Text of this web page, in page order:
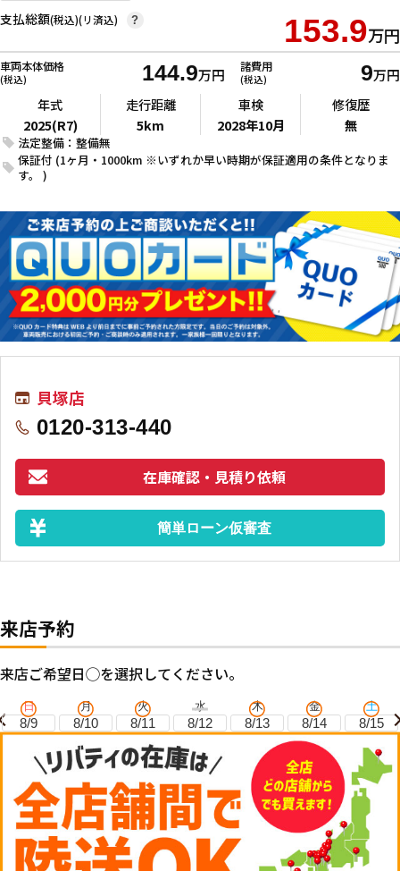
支払総額(税込)(リ済込) 153.9万円
?
車両本体価格
(税込) 144.9万円 諸費用
(税込) 9万円
法定整備：整備無
保証付 (1ヶ月・1000km ※いずれか早い時期が保証適用の条件となりま
す。 )
年式
2025(R7)
走行距離
5km
車検
2028年10月
修復歴
無
貝塚店
0120-313-440
在庫確認・見積り依頼
簡単ローン仮審査
来店予約
来店ご希望日◯を選択してください。
日
8/9
月
8/10
火
8/11
水
8/12
木
8/13
金
8/14
土
8/15